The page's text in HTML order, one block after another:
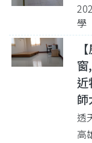
學
窗
近
師
透
高